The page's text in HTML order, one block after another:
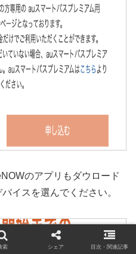
のアプリもダウロード
イスを選んでください。
索 シェア 目次・関連記事